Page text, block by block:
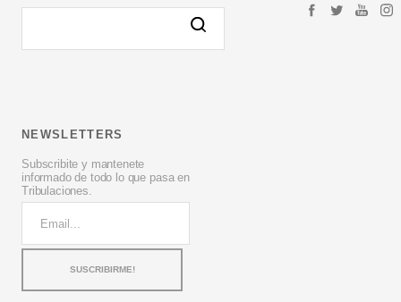
NEWSLETTERS
Subscribite y mantenete
informado de todo lo que pasa en
Tribulaciones.